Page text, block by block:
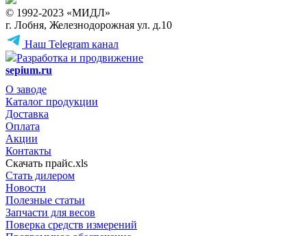
© 1992-2023 «МИДЛ»
г. Лобня, Железнодорожная ул. д.10
Наш Telegram канал
Разработка и продвижение
sepium.ru
О заводе
Каталог продукции
Доставка
Оплата
Акции
Контакты
Скачать прайс.xls
Стать дилером
Новости
Полезные статьи
Запчасти для весов
Поверка средств измерений